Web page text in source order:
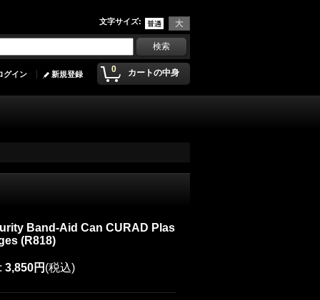
文字サイズ:
0 カートの中身
グイン 新規登録
Band-Aid Can CURAD Plas
(R818)
: 3,850円 (税込)